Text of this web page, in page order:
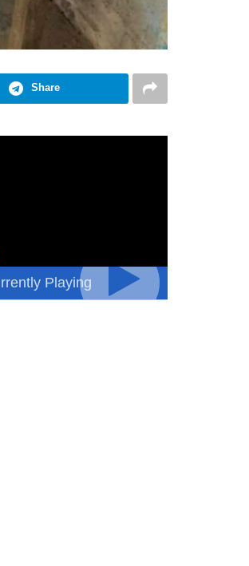
Share
Playing